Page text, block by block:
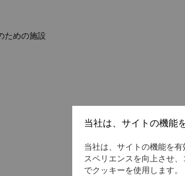
ための施設
当社は、サイトの機能
当社は、サイトの機能を
スペリエンスを向上させ
でクッキーを使用します